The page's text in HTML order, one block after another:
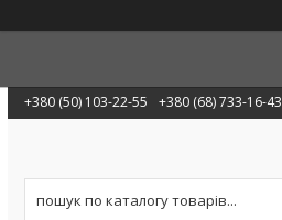
+380 (50) 103-22-55 +380 (68) 733-16-43